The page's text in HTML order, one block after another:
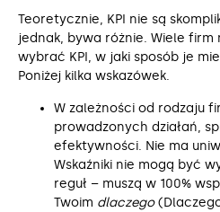
Teoretycznie, KPI nie są
jednak, bywa różnie. Wiele firm
wybrać KPI, w jaki sposób je
Poniżej kilka wskazówek.
W zależności od rodzaju
prowadzonych działań,
efektywności. Nie ma
Wskaźniki nie mogą być
reguł – muszą w 100%
Twoim dlaczego